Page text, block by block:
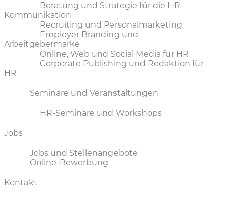
Beratung und Strategie für die HR-
Kommunikation
Recruiting und Personalmarketing
Employer Branding und
Arbeitgebermarke
Online, Web und Social Media für HR
Corporate Publishing und Redaktion für
HR
Seminare und Veranstaltungen
HR-Seminare und Workshops
Jobs
Jobs und Stellenangebote
Online-Bewerbung
Kontakt